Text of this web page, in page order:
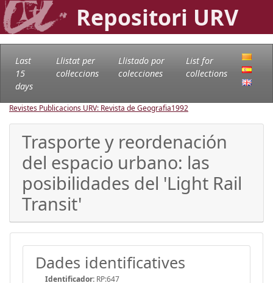
Repositori URV
Last
15
days
Llistat per
col·leccions
Llistado por
colecciones
List for
collections
Revistes Publicacions URV: Revista de Geografia1992
Trasporte y reordenación
del espacio urbano: las
posibilidades del 'Light Rail
Transit'
Dades identificatives
Identificador: RP:647